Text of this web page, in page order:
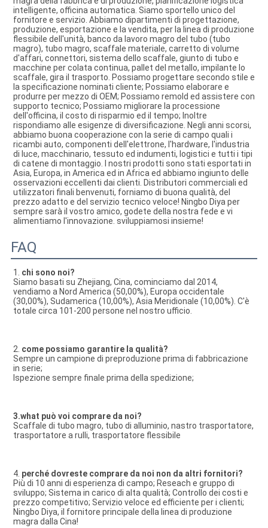
intelligente, officina automatica. Siamo sportello unico del
fornitore e servizio. Abbiamo dipartimenti di progettazione,
produzione, esportazione e la vendita, per la linea di produzione
flessibile dell'unità, banco da lavoro magro del tubo (tubo
magro), tubo magro, scaffale materiale, carretto di volume
d'affari, connettori, sistema dello scaffale, giunto di tubo e
macchine per colata continua, pallet del metallo, impilante lo
scaffale, gira il trasporto. Possiamo progettare secondo stile e
la specificazione nominati cliente; Possiamo elaborare e
produrre per mezzo di OEM; Possiamo remold ed assistere con
supporto tecnico; Possiamo migliorare la processione
dell'officina, il costo di risparmio ed il tempo; Inoltre
rispondiamo alle esigenze di diversificazione. Negli anni scorsi,
abbiamo buona cooperazione con la serie di campo quali i
ricambi auto, componenti dell'elettrone, l'hardware, l'industria
di luce, macchinario, tessuto ed indumenti, logistici e tutti i tipi
di catene di montaggio. I nostri prodotti sono stati esportati in
Asia, Europa, in America ed in Africa ed abbiamo ingiunto delle
osservazioni eccellenti dai clienti. Distributori commerciali ed
utilizzatori finali benvenuti, forniamo di buona qualità, del
prezzo adatto e del servizio tecnico veloce! Ningbo Diya per
sempre sarà il vostro amico, godete della nostra fede e vi
alimentiamo l'innovazione. sviluppiamosi insieme!
FAQ
1. chi sono noi?
Siamo basati su Zhejiang, Cina, cominciamo dal 2014,
vendiamo a Nord America (50,00%), Europa occidentale
(30,00%), Sudamerica (10,00%), Asia Meridionale (10,00%). C'è
totale circa 101-200 persone nel nostro ufficio.
2. come possiamo garantire la qualità?
Sempre un campione di preproduzione prima di fabbricazione
in serie;
Ispezione sempre finale prima della spedizione;
3.what può voi comprare da noi?
Scaffale di tubo magro, tubo di alluminio, nastro trasportatore,
trasportatore a rulli, trasportatore flessibile
4. perché dovreste comprare da noi non da altri fornitori?
Più di 10 anni di esperienza di campo; Reseach e gruppo di
sviluppo; Sistema in carico di alta qualità; Controllo dei costi e
prezzo competitivo; Servizio veloce ed efficiente per i clienti;
Ningbo Diya, il fornitore principale della linea di produzione
magra dalla Cina!